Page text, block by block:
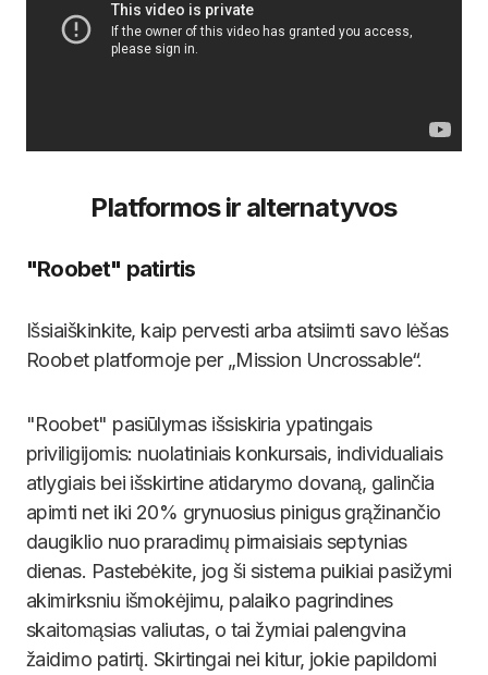
Platformos ir alternatyvos
"Roobet" patirtis
Išsiaiškinkite, kaip pervesti arba atsiimti savo lėšas
Roobet platformoje per „Mission Uncrossable“.
"Roobet" pasiūlymas išsiskiria ypatingais
priviligijomis: nuolatiniais konkursais, individualiais
atlygiais bei išskirtine atidarymo dovaną, galinčia
apimti net iki 20% grynuosius pinigus grąžinančio
daugiklio nuo praradimų pirmaisiais septynias
dienas. Pastebėkite, jog ši sistema puikiai pasižymi
akimirksniu išmokėjimu, palaiko pagrindines
skaitomąsias valiutas, o tai žymiai palengvina
žaidimo patirtį. Skirtingai nei kitur, jokie papildomi